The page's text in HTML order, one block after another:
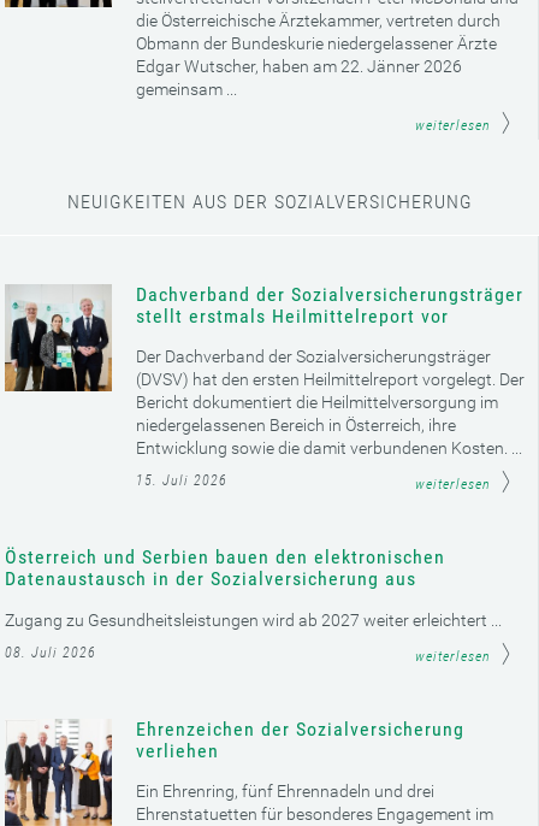
die Österreichische Ärztekammer, vertreten durch
Obmann der Bundeskurie niedergelassener Ärzte
Edgar Wutscher, haben am 22. Jänner 2026
gemeinsam ...
weiterlesen
NEUIGKEITEN AUS DER SOZIALVERSICHERUNG
Dachverband der Sozialversicherungsträger
stellt erstmals Heilmittelreport vor
Der Dachverband der Sozialversicherungsträger
(DVSV) hat den ersten Heilmittelreport vorgelegt. Der
Bericht dokumentiert die Heilmittelversorgung im
niedergelassenen Bereich in Österreich, ihre
Entwicklung sowie die damit verbundenen Kosten. ...
15. Juli 2026 weiterlesen
Österreich und Serbien bauen den elektronischen
Datenaustausch in der Sozialversicherung aus
Zugang zu Gesundheitsleistungen wird ab 2027 weiter erleichtert ...
08. Juli 2026 weiterlesen
Ehrenzeichen der Sozialversicherung
verliehen
Ein Ehrenring, fünf Ehrennadeln und drei
Ehrenstatuetten für besonderes Engagement im